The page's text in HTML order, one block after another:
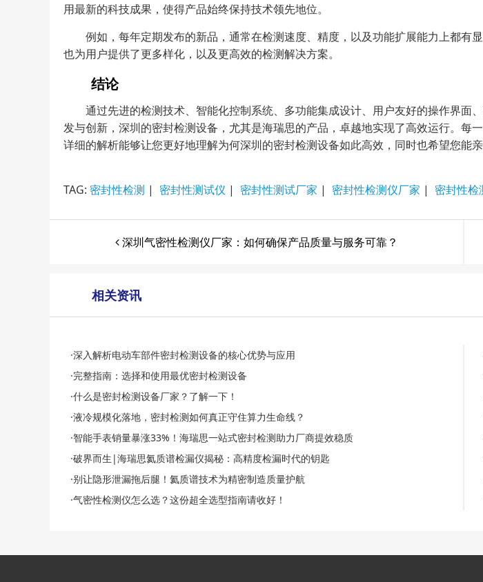
用最新的科技成果，使得产品始终保持技术领先地位。
例如，每年定期发布的新品，通常在检测速度、精度，以及功能扩展能力上都有
也为用户提供了更多样化，以及更高效的检测解决方案。
结论
通过先进的检测技术、智能化控制系统、多功能集成设计、用户友好的操作界
发与创新，深圳的密封检测设备，尤其是海瑞思的产品，卓越地实现了高效运行。
详细的解析能够让您更好地理解为何深圳的密封检测设备如此高效，同时也希望您能
TAG: 密封性检测 | 密封性测试仪 | 密封性测试厂家 | 密封性检测仪厂家 | 密封性检
深圳气密性检测仪厂家：如何确保产品质量与服务可靠？
相关资讯
·深入解析电动车部件密封检测设备的核心优势与应用
·完整指南：选择和使用最优密封检测设备
·什么是密封检测设备厂家？了解一下！
·液冷规模化落地，密封检测如何真正守住算力生命线？
·智能手表销量暴涨33%！海瑞思一站式密封检测助力厂商提效稳质
·破界而生|海瑞思氦质谱检漏仪揭秘：高精度检漏时代的钥匙
·别让隐形泄漏拖后腿！氦质谱技术为精密制造质量护航
·气密性检测仪怎么选？这份超全选型指南请收好！